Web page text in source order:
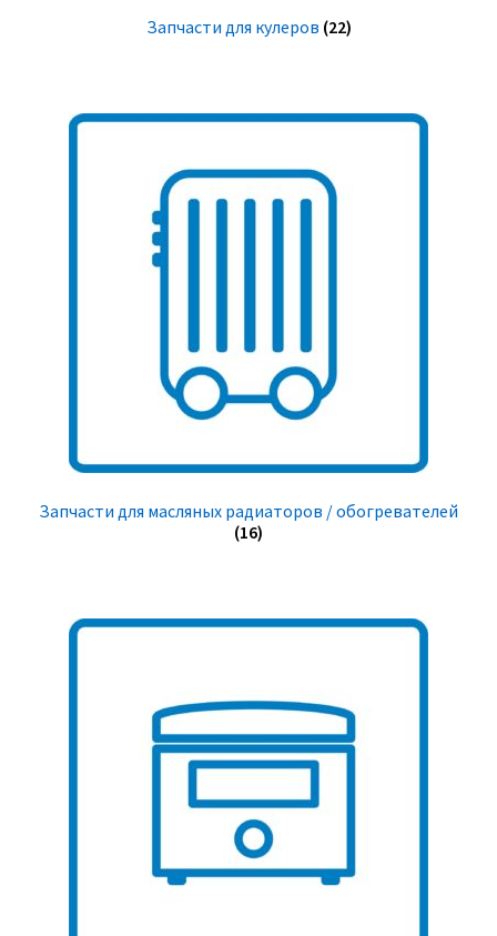
Запчасти для кулеров (22)
Запчасти для масляных радиаторов / обогревателей
(16)